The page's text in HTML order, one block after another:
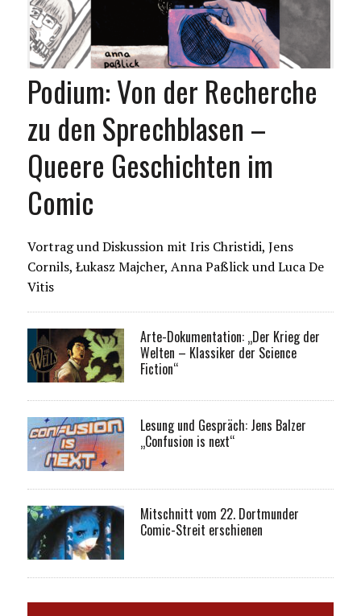
Podium: Von der Recherche
zu den Sprechblasen –
Queere Geschichten im
Comic
Vortrag und Diskussion mit Iris Christidi, Jens
Cornils, Łukasz Majcher, Anna Paßlick und Luca De
Vitis
Arte-Dokumentation: „Der Krieg der
Welten – Klassiker der Science
Fiction“
Lesung und Gespräch: Jens Balzer
„Confusion is next“
Mitschnitt vom 22. Dortmunder
Comic-Streit erschienen